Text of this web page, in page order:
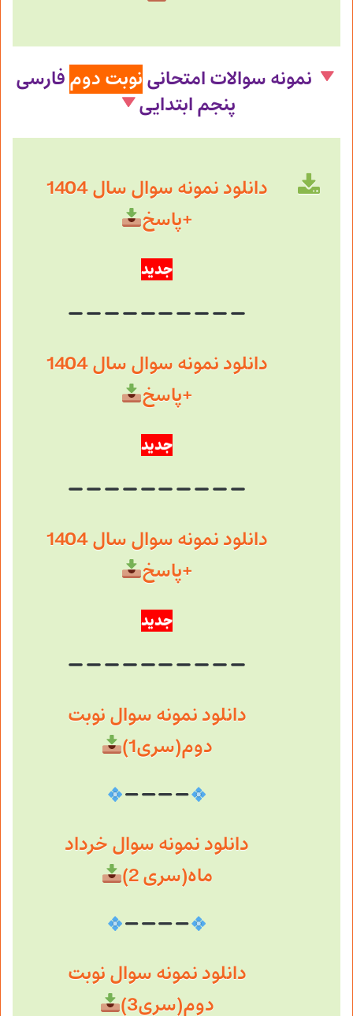
نمونه سوالات امتحانینوبت دومفارسی
پنجم ابتدایی
دانلود نمونه سوال سال 1404
+پاسخ
جدید
دانلود نمونه سوال سال 1404
+پاسخ
جدید
دانلود نمونه سوال سال 1404
+پاسخ
جدید
دانلود نمونه سوال نوبت
دوم(سری1)
دانلود نمونه سوال خرداد
ماه(سری 2)
دانلود نمونه سوال نوبت
دوم(سری3)